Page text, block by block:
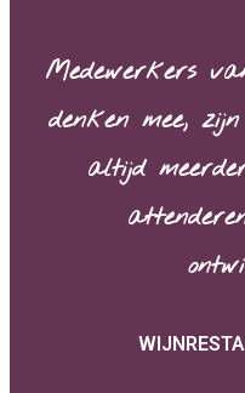
Medewerkers
denken mee,
altijd